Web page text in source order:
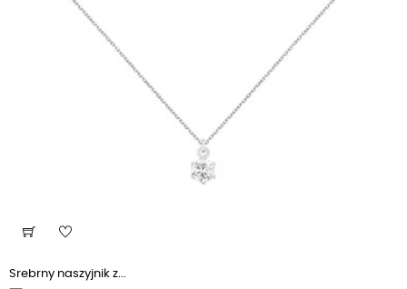
Srebrny naszyjnik z...